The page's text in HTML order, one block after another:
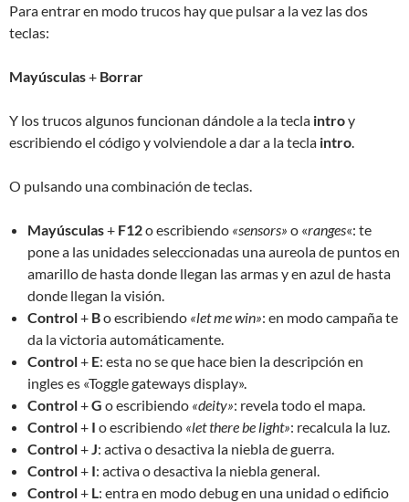
Para entrar en modo trucos hay que pulsar a la vez las dos
teclas:
Mayúsculas+ Borrar
Y los trucos algunos funcionan dándole a la tecla introy
escribiendo el código y volviendole a dar a la tecla intro.
O pulsando una combinación de teclas.
Mayúsculas+ F12o escribiendo «sensors» o «ranges«: te
pone a las unidades seleccionadas una aureola de puntos en
amarillo de hasta donde llegan las armas y en azul de hasta
donde llegan la visión.
Control+ Bo escribiendo «let me win»: en modo campaña te
da la victoria automáticamente.
Control+ E: esta no se que hace bien la descripción en
ingles es «Toggle gateways display».
Control+G o escribiendo «deity»: revela todo el mapa.
Control+ I o escribiendo «let there be light»: recalcula la luz.
Control+J: activa o desactiva la niebla de guerra.
Control+ I: activa o desactiva la niebla general.
Control+ L: entra en modo debug en una unidad o edificio